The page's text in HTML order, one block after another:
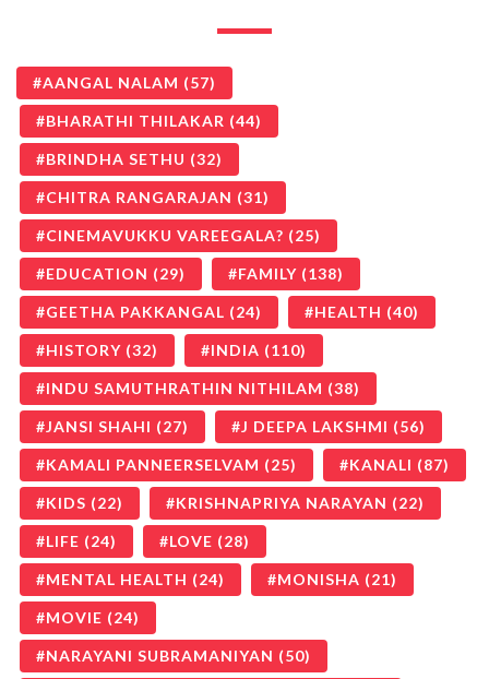
AANGAL NALAM (57)
BHARATHI THILAKAR (44)
BRINDHA SETHU (32)
CHITRA RANGARAJAN (31)
CINEMAVUKKU VAREEGALA? (25)
EDUCATION (29) FAMILY (138)
GEETHA PAKKANGAL (24) HEALTH (40)
HISTORY (32) INDIA (110)
INDU SAMUTHRATHIN NITHILAM (38)
JANSI SHAHI (27) J DEEPA LAKSHMI (56)
KAMALI PANNEERSELVAM (25) KANALI (87)
KIDS (22) KRISHNAPRIYA NARAYAN (22)
LIFE (24) LOVE (28)
MENTAL HEALTH (24) MONISHA (21)
MOVIE (24)
NARAYANI SUBRAMANIYAN (50)